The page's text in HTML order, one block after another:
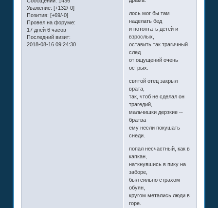
Уважение: [+132/-0]
Позитив: [+69/-0]
Провел на форуме:
17 дней 6 часов
Последний визит:
2018-08-16 09:24:30
лось мог бы там
наделать бед
и потоптать детей и
взрослых,
оставить так трагичный
след
от ощущений очень
острых.
святой отец закрыл
врата,
так, чтоб не сделал он
трагедий,
мальчишки дерзкие --
братва
ему несли покушать
снеди.
попал несчастный, как в
капкан,
наткнувшись в пику на
заборе,
был сильно страхом
обуян,
кругом метались люди в
горе.